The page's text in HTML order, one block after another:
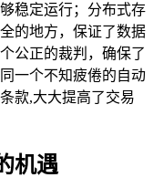
稳定运行；分布式存
的地方，保证了数据
公正的裁判，确保了
一个不知疲倦的自动
款,大大提高了交易
机遇